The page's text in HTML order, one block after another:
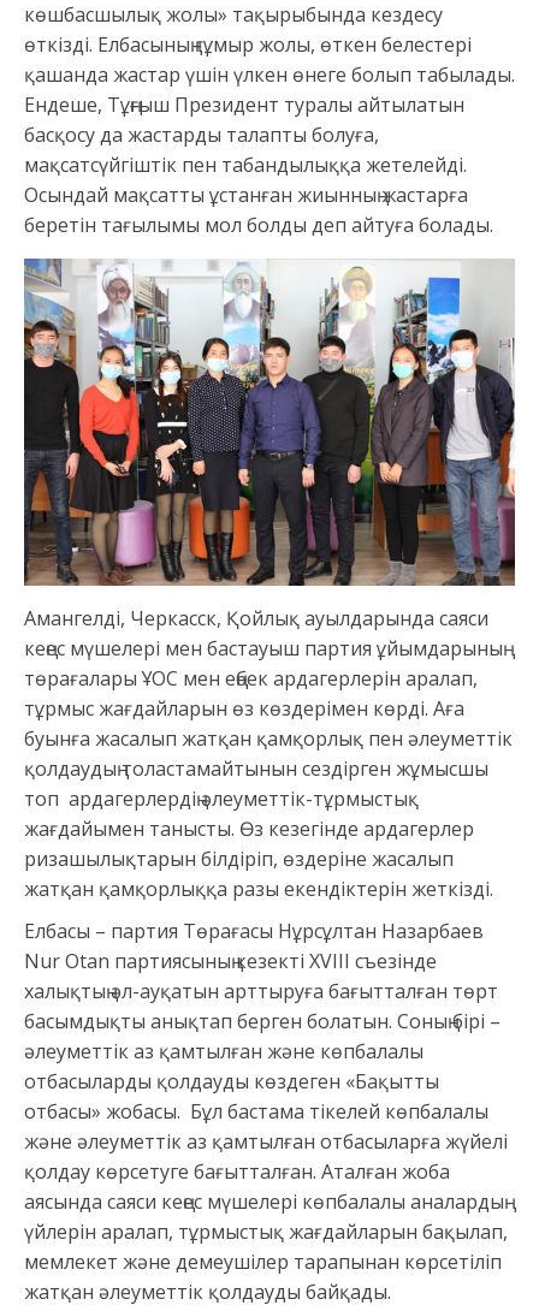
көшбасшылық жолы» тақырыбында кездесу
өткізді. Елбасының ғұмыр жолы, өткен белестері
қашанда жастар үшін үлкен өнеге болып табылады.
Ендеше, Тұңғыш Президент туралы айтылатын
басқосу да жастарды талапты болуға,
мақсатсүйгіштік пен табандылыққа жетелейді.
Осындай мақсатты ұстанған жиынның жастарға
беретін тағылымы мол болды деп айтуға болады.
Амангелді, Черкасск, Қойлық ауылдарында саяси
кеңес мүшелері мен бастауыш партия ұйымдарының
төрағалары ҰОС мен еңбек ардагерлерін аралап,
тұрмыс жағдайларын өз көздерімен көрді. Аға
буынға жасалып жатқан қамқорлық пен әлеуметтік
қолдаудың толастамайтынын сездірген жұмысшы
топ ардагерлердің әлеуметтік-тұрмыстық
жағдайымен танысты. Өз кезегінде ардагерлер
ризашылықтарын білдіріп, өздеріне жасалып
жатқан қамқорлыққа разы екендіктерін жеткізді.
Елбасы – партия Төрағасы Нұрсұлтан Назарбаев
Nur Otan партиясының кезекті XVIII съезінде
халықтың әл-ауқатын арттыруға бағытталған төрт
басымдықты анықтап берген болатын. Соның бірі –
әлеуметтік аз қамтылған және көпбалалы
отбасыларды қолдауды көздеген «Бақытты
отбасы» жобасы. Бұл бастама тікелей көпбалалы
және әлеуметтік аз қамтылған отбасыларға жүйелі
қолдау көрсетуге бағытталған. Аталған жоба
аясында саяси кеңес мүшелері көпбалалы аналардың
үйлерін аралап, тұрмыстық жағдайларын бақылап,
мемлекет және демеушілер тарапынан көрсетіліп
жатқан әлеуметтік қолдауды байқады.